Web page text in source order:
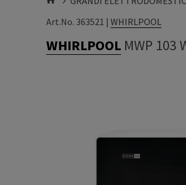
Art.No. 363521 | WHIRLPOOL
WHIRLPOOL MWP 103